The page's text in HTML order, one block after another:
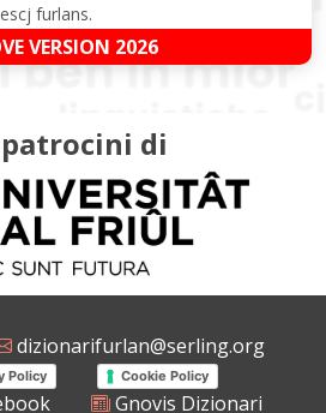
furlans.
VERSION 2026
di
dizionarifurlan@serling.org
Policy Cookie Policy
Gnovis Dizionari